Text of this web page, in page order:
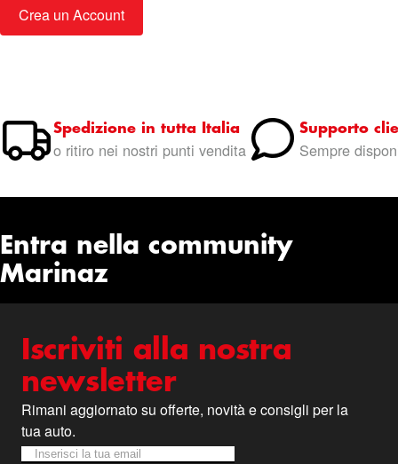
Crea un Account
Spedizione in tutta Italia
o ritiro nei nostri punti vendita
Supporto
Sempre
Entra nella community
Marinaz
Iscriviti alla nostra
newsletter
Rimani aggiornato su offerte, novità e consigli per la
tua auto.
Newsletter
Iscriviti alla nostra Newsletter: